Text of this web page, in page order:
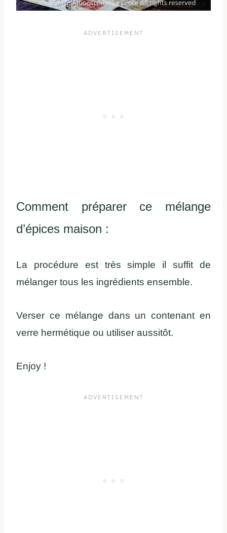
Comment préparer ce mélange
d’épices maison :
La procédure est très simple il suffit de
mélanger tous les ingrédients ensemble.
Verser ce mélange dans un contenant en
verre hermétique ou utiliser aussitôt.
Enjoy !